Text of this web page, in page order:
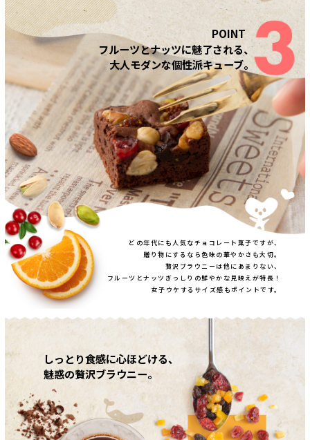
フルーツとナッツに魅了される、
大人モダンな個性派キューブ。
どの年代にも人気なチョコレート菓子ですが、
贈り物にするなら色味の華やかさも大切。
贅沢ブラウニーは他にあまりない、
フルーツとナッツぎっしりの鮮やかな見映えが特長！
女子ウケするサイズ感もポイントです。
しっとり食感に心ほどける、
魅惑の贅沢ブラウニー。